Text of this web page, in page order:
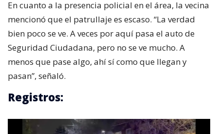
En cuanto a la presencia policial en el área, la vecina
mencionó que el patrullaje es escaso. “La verdad
bien poco se ve. A veces por aquí pasa el auto de
Seguridad Ciudadana, pero no se ve mucho. A
menos que pase algo, ahí sí como que llegan y
pasan”, señaló.
Registros: